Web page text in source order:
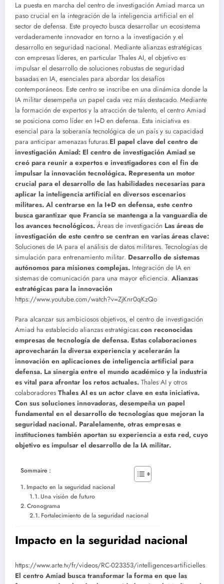
La puesta en marcha del centro de investigación Amiad marca un
paso crucial en la integración de la inteligencia artificial en el
sector de defensa. Este proyecto busca desarrollar un ecosistema
verdaderamente innovador en torno a la investigación y el
desarrollo en seguridad nacional. Mediante alianzas estratégicas
con empresas líderes, en particular Thales AI, el objetivo es
impulsar el desarrollo de soluciones robustas de seguridad
basadas en IA, esenciales para abordar los desafíos
contemporáneos. Este centro se inscribe en una dinámica donde la
IA militar desempeña un papel cada vez más destacado. Mediante
la formación de expertos y la atracción de talento, el centro Amiad
se posiciona como líder en I+D en defensa. Esta iniciativa es
esencial para la soberanía tecnológica de un país y su capacidad
para anticipar amenazas futuras.El papel clave del centro de
investigación Amiad: El centro de investigación Amiad se
creó para reunir a expertos e investigadores con el fin de
impulsar la innovación tecnológica. Representa un motor
crucial para el desarrollo de las habilidades necesarias para
aplicar la inteligencia artificial en diversos escenarios
militares. Al centrarse en la I+D en defensa, este centro
busca garantizar que Francia se mantenga a la vanguardia de
los avances tecnológicos. Áreas de investigación Las áreas de
investigación de este centro se centran en varias áreas clave:
Soluciones de IA para el análisis de datos militares. Tecnologías de
simulación para entrenamiento militar. Desarrollo de sistemas
autónomos para misiones complejas. Integración de IA en
sistemas de comunicación para una mayor eficiencia. Alianzas
estratégicas para la innovación
https://www.youtube.com/watch?v=ZjKnr0qKzQo
Para alcanzar sus ambiciosos objetivos, el centro de investigación
Amiad ha establecido alianzas estratégicas.con reconocidas
empresas de tecnología de defensa. Estas colaboraciones
aprovecharán la diversa experiencia y acelerarán la
innovación en aplicaciones de inteligencia artificial para
defensa. La sinergia entre el mundo académico y la industria
es vital para afrontar los retos actuales. Thales AI y otros
colaboradores Thales AI es un actor clave en esta iniciativa.
Con sus soluciones innovadoras, desempeña un papel
fundamental en el desarrollo de tecnologías que mejoran la
seguridad nacional. Paralelamente, otras empresas e
instituciones también aportan su experiencia a esta red, cuyo
objetivo es impulsar el desarrollo de la IA militar.
Sommaire :
Impacto en la seguridad nacional
Una visión de futuro
Cronograma
Fortalecimiento de la seguridad nacional
Impacto en la seguridad nacional
https://www.arte.tv/fr/videos/RC-023353/intelligences-artificielles
El centro Amiad busca transformar la forma en que las